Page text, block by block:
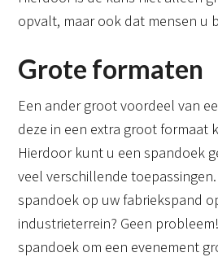
opvalt, maar ook dat mensen u
Grote formaten
Een ander groot voordeel van
deze in een extra groot formaat
Hierdoor kunt u een spandoek
veel verschillende
spandoek op uw fabriekspand
industrieterrein? Geen
spandoek om een evenement